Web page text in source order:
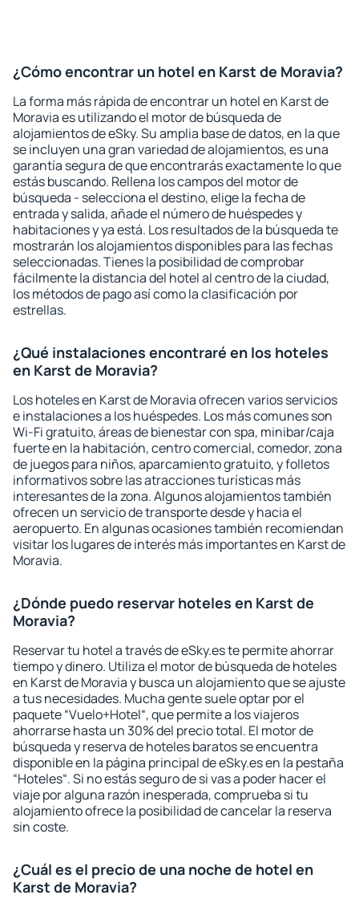
¿Cómo encontrar un hotel en Karst de Moravia?
La forma más rápida de encontrar un hotel en Karst de
Moravia es utilizando el motor de búsqueda de
alojamientos de eSky. Su amplia base de datos, en la que
se incluyen una gran variedad de alojamientos, es una
garantía segura de que encontrarás exactamente lo que
estás buscando. Rellena los campos del motor de
búsqueda - selecciona el destino, elige la fecha de
entrada y salida, añade el número de huéspedes y
habitaciones y ya está. Los resultados de la búsqueda te
mostrarán los alojamientos disponibles para las fechas
seleccionadas. Tienes la posibilidad de comprobar
fácilmente la distancia del hotel al centro de la ciudad,
los métodos de pago así como la clasificación por
estrellas.
¿Qué instalaciones encontraré en los hoteles
en Karst de Moravia?
Los hoteles en Karst de Moravia ofrecen varios servicios
e instalaciones a los huéspedes. Los más comunes son
Wi-Fi gratuito, áreas de bienestar con spa, minibar/caja
fuerte en la habitación, centro comercial, comedor, zona
de juegos para niños, aparcamiento gratuito, y folletos
informativos sobre las atracciones turísticas más
interesantes de la zona. Algunos alojamientos también
ofrecen un servicio de transporte desde y hacia el
aeropuerto. En algunas ocasiones también recomiendan
visitar los lugares de interés más importantes en Karst de
Moravia.
¿Dónde puedo reservar hoteles en Karst de
Moravia?
Reservar tu hotel a través de eSky.es te permite ahorrar
tiempo y dinero. Utiliza el motor de búsqueda de hoteles
en Karst de Moravia y busca un alojamiento que se ajuste
a tus necesidades. Mucha gente suele optar por el
paquete “Vuelo+Hotel“, que permite a los viajeros
ahorrarse hasta un 30% del precio total. El motor de
búsqueda y reserva de hoteles baratos se encuentra
disponible en la página principal de eSky.es en la pestaña
“Hoteles“. Si no estás seguro de si vas a poder hacer el
viaje por alguna razón inesperada, comprueba si tu
alojamiento ofrece la posibilidad de cancelar la reserva
sin coste.
¿Cuál es el precio de una noche de hotel en
Karst de Moravia?